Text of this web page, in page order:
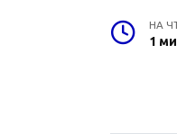
НА
1